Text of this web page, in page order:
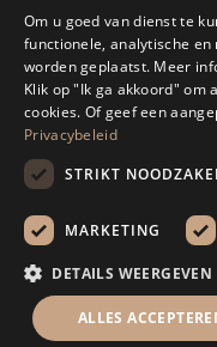
website mag zonder
Om u goed van dienst te
functionele, analytische
worden geplaatst. Meer
Klik op "Ik ga akkoord" om
cookies. Of geef een
Privacybeleid
STRIKT
MARKETING
DETAILS WEERGEVEN
ALLES